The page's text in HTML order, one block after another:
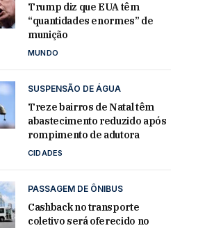
Trump diz que EUA têm
“quantidades enormes” de
munição
MUNDO
SUSPENSÃO DE ÁGUA
Treze bairros de Natal têm
abastecimento reduzido após
rompimento de adutora
CIDADES
PASSAGEM DE ÔNIBUS
Cashback no transporte
coletivo será oferecido no